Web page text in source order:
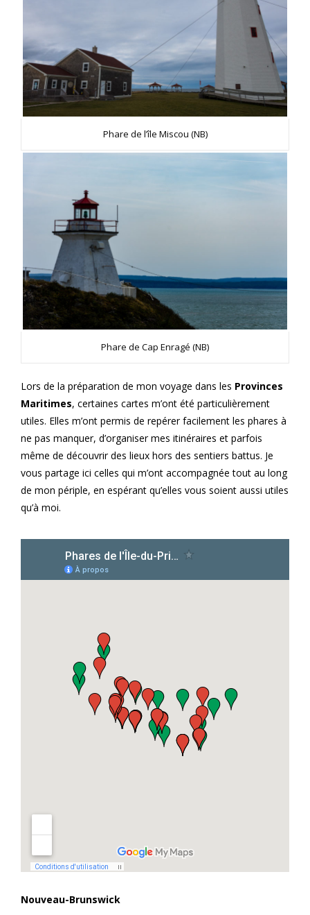
Phare de l’île Miscou (NB)
Phare de Cap Enragé (NB)
Lors de la préparation de mon voyage dans les Provinces
Maritimes, certaines cartes m’ont été particulièrement
utiles. Elles m’ont permis de repérer facilement les phares à
ne pas manquer, d’organiser mes itinéraires et parfois
même de découvrir des lieux hors des sentiers battus. Je
vous partage ici celles qui m’ont accompagnée tout au long
de mon périple, en espérant qu’elles vous soient aussi utiles
qu’à moi.
Nouveau-Brunswick